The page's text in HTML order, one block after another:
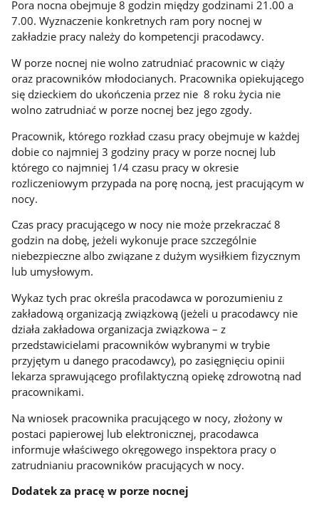
Pora nocna obejmuje 8 godzin między godzinami 21.00 a
7.00. Wyznaczenie konkretnych ram pory nocnej w
zakładzie pracy należy do kompetencji pracodawcy.
W porze nocnej nie wolno zatrudniać pracownic w ciąży
oraz pracowników młodocianych. Pracownika opiekującego
się dzieckiem do ukończenia przez nie 8 roku życia nie
wolno zatrudniać w porze nocnej bez jego zgody.
Pracownik, którego rozkład czasu pracy obejmuje w każdej
dobie co najmniej 3 godziny pracy w porze nocnej lub
którego co najmniej 1/4 czasu pracy w okresie
rozliczeniowym przypada na porę nocną, jest pracującym w
nocy.
Czas pracy pracującego w nocy nie może przekraczać 8
godzin na dobę, jeżeli wykonuje prace szczególnie
niebezpieczne albo związane z dużym wysiłkiem fizycznym
lub umysłowym.
Wykaz tych prac określa pracodawca w porozumieniu z
zakładową organizacją związkową (jeżeli u pracodawcy nie
działa zakładowa organizacja związkowa – z
przedstawicielami pracowników wybranymi w trybie
przyjętym u danego pracodawcy), po zasięgnięciu opinii
lekarza sprawującego profilaktyczną opiekę zdrowotną nad
pracownikami.
Na wniosek pracownika pracującego w nocy, złożony w
postaci papierowej lub elektronicznej, pracodawca
informuje właściwego okręgowego inspektora pracy o
zatrudnianiu pracowników pracujących w nocy.
Dodatek za pracę w porze nocnej